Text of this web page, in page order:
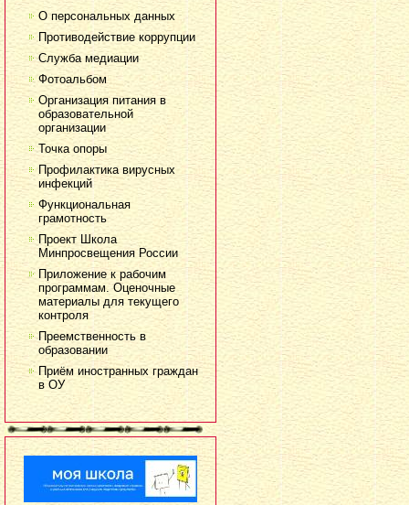
О персональных данных
Противодействие коррупции
Служба медиации
Фотоальбом
Организация питания в
образовательной
организации
Точка опоры
Профилактика вирусных
инфекций
Функциональная
грамотность
Проект Школа
Минпросвещения России
Приложение к рабочим
программам. Оценочные
материалы для текущего
контроля
Преемственность в
образовании
Приём иностранных граждан
в ОУ